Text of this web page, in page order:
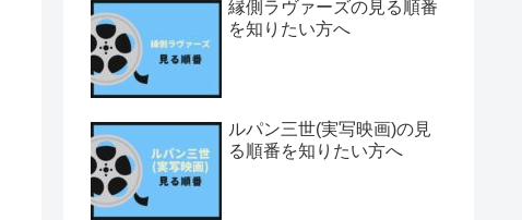
縁側ラヴァーズの見る順番
を知りたい方へ
ルパン三世(実写映画)の見
る順番を知りたい方へ